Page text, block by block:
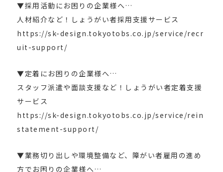
▼採用活動にお困りの企業様へ…
人材紹介など！しょうがい者採用支援サービス
https://sk-design.tokyotobs.co.jp/service/recr
uit-support/
▼定着にお困りの企業様へ…
スタッフ派遣や面談支援など！しょうがい者定着支援
サービス
https://sk-design.tokyotobs.co.jp/service/rein
statement-support/
▼業務切り出しや環境整備など、障がい者雇用の進め
方でお困りの企業様へ…